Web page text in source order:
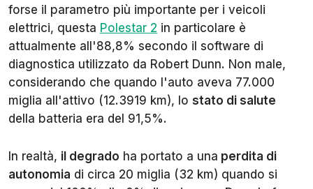
forse il parametro più importante per i veicoli
elettrici, questa Polestar 2 in particolare è
attualmente all'88,8% secondo il software di
diagnostica utilizzato da Robert Dunn. Non male,
considerando che quando l'auto aveva 77.000
miglia all'attivo (12.3919 km), lo stato di salute
della batteria era del 91,5%.
In realtà, il degrado ha portato a una perdita di
autonomia di circa 20 miglia (32 km) quando si